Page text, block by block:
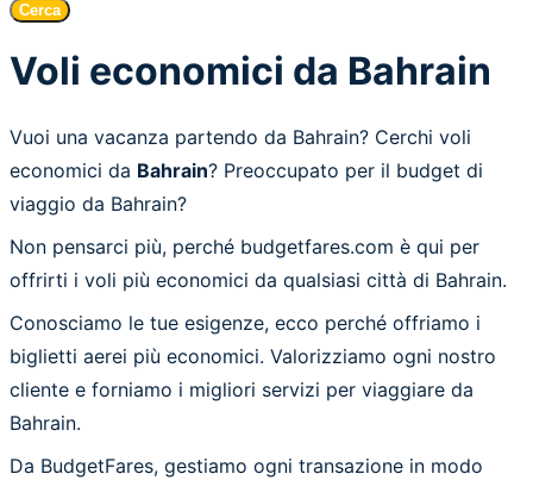
Cerca
Voli economici da Bahrain
Vuoi una vacanza partendo da Bahrain? Cerchi voli
economici da Bahrain? Preoccupato per il budget di
viaggio da Bahrain?
Non pensarci più, perché budgetfares.com è qui per
offrirti i voli più economici da qualsiasi città di Bahrain.
Conosciamo le tue esigenze, ecco perché offriamo i
biglietti aerei più economici. Valorizziamo ogni nostro
cliente e forniamo i migliori servizi per viaggiare da
Bahrain.
Da BudgetFares, gestiamo ogni transazione in modo